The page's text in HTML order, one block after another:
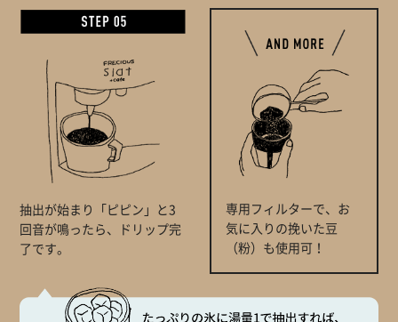
抽出が始まり「ピピン」と3
回音が鳴ったら、ドリップ完
了です。
専用フィルターで、お
気に入りの挽いた豆
（粉）も使用可！